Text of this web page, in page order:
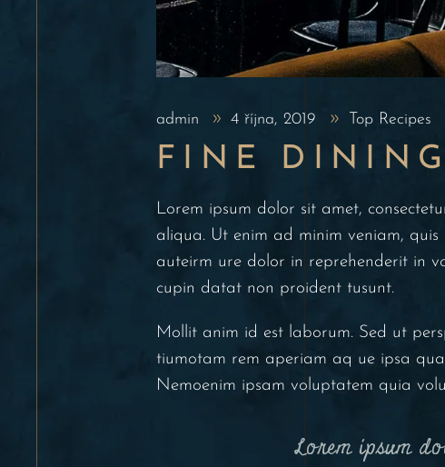
admin 4 října, 2019 Top Recipes
FINE DINING
Lorem ipsum dolor sit amet,
aliqua. Ut enim ad minim veniam,
auteirm ure dolor in reprehenderit in
cupin datat non proident tusunt.
Mollit anim id est laborum. Sed ut
tiumotam rem aperiam aq ue ipsa
Nemoenim ipsam voluptatem quia
Lorem ipsum